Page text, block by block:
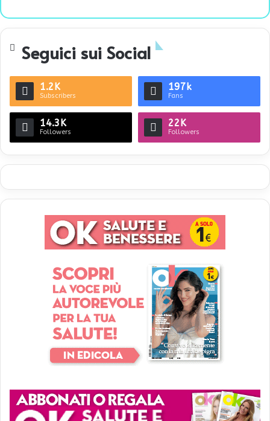
Seguici sui Social
1.2K
Subscribers
197k
Fans
14.3K
Followers
22K
Followers